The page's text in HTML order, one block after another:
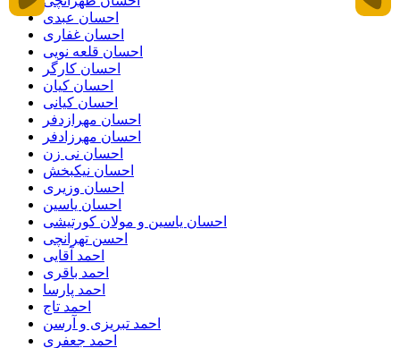
احسان عبدی
احسان غفاری
احسان قلعه نویی
احسان کارگر
احسان کیان
احسان کیانی
احسان مهرازدفر
احسان مهرزادفر
احسان نی زن
احسان نیکبخش
احسان وزیری
احسان یاسین
احسان یاسین و مولان کورتیشی
احسن تهرانچی
احمد آقایی
احمد باقری
احمد پارسا
احمد تاج
احمد تبریزی و آرسن
احمد جعفری